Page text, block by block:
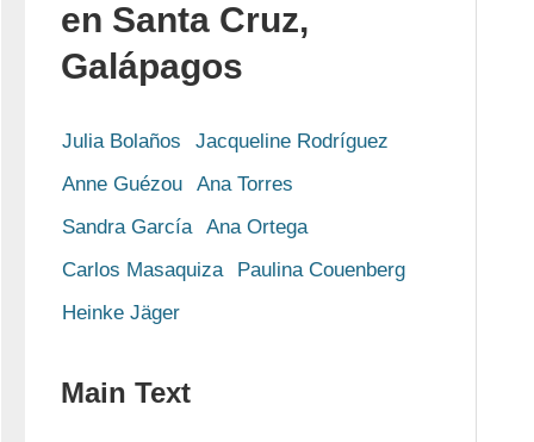
en Santa Cruz,
Galápagos
Julia Bolaños
Jacqueline Rodríguez
Anne Guézou
Ana Torres
Sandra García
Ana Ortega
Carlos Masaquiza
Paulina Couenberg
Heinke Jäger
Main Text